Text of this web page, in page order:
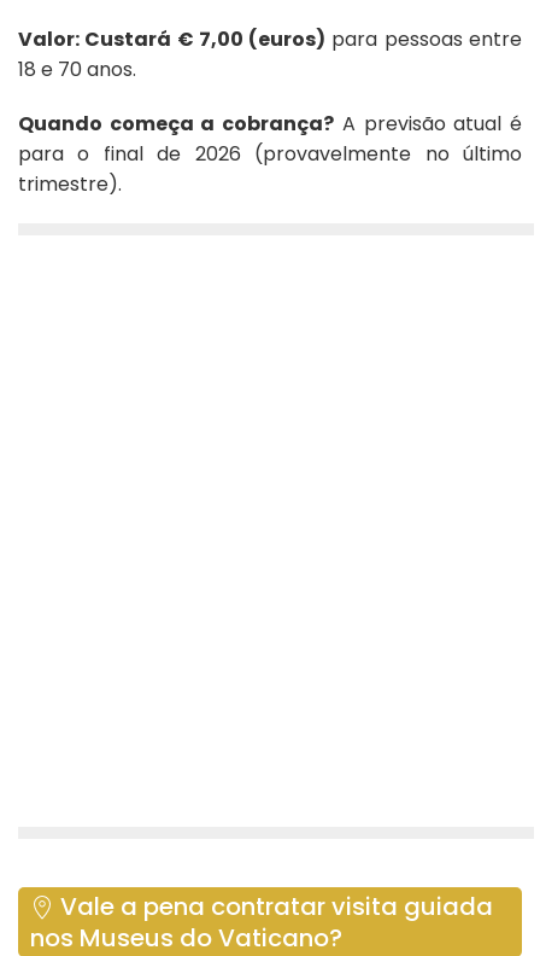
Valor: Custará € 7,00 (euros) para pessoas entre
18 e 70 anos.
Quando começa a cobrança? A previsão atual é
para o final de 2026 (provavelmente no último
trimestre).
Vale a pena contratar visita guiada
nos Museus do Vaticano?